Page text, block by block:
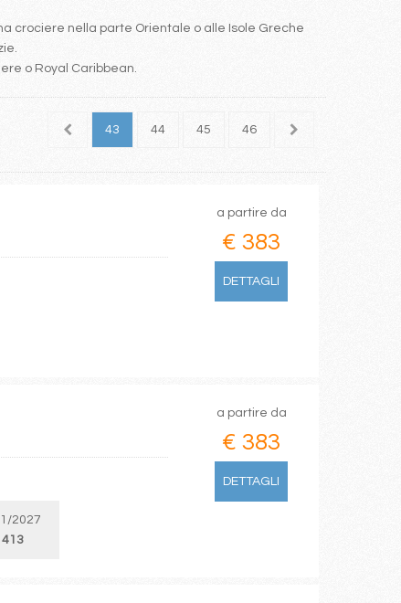
crociere nella parte Orientale o alle Isole Greche
o Royal Caribbean.
42 43 44 45 46 47
a partire da
€ 383
DETTAGLI
2027
a partire da
€ 383
DETTAGLI